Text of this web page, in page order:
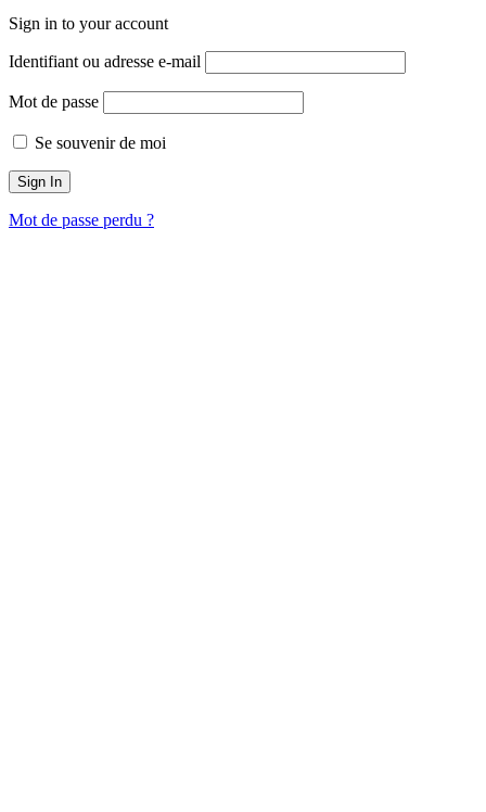
Sign in to your account
Identifiant ou adresse e-mail
Mot de passe
Se souvenir de moi
Mot de passe perdu ?